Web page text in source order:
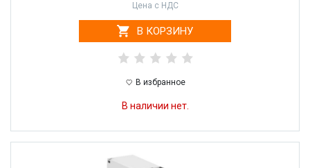
Цена с НДС
В КОРЗИНУ
В избранное
В наличии нет.